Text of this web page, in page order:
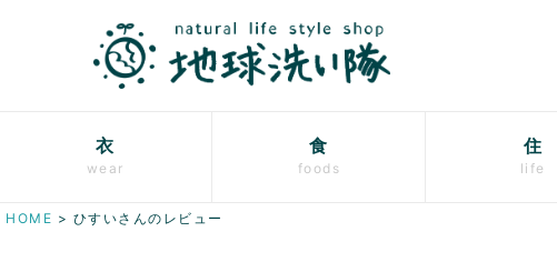
衣
wear
食
foods
住
life
HOME ひすいさんのレビュー